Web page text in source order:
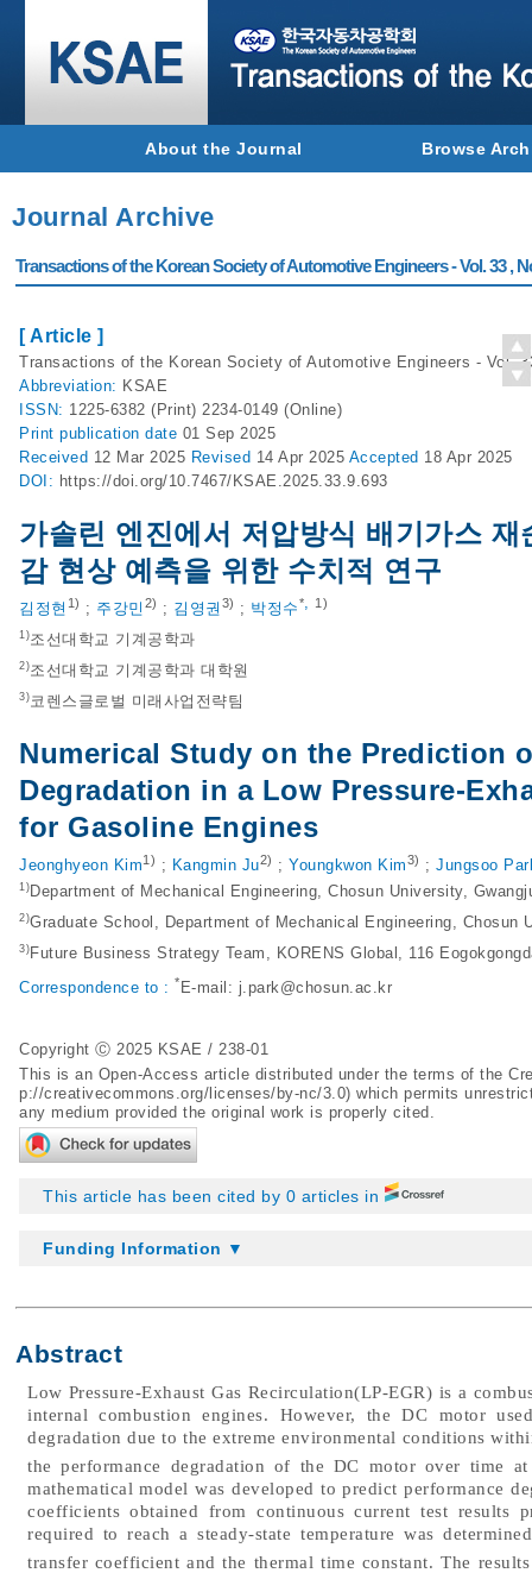
About the Journal Browse
Journal Archive
Transactions of the Korean Society of Automotive Engineers - Vol. 33 ,
[ Article ]
Transactions of the Korean Society of Automotive Engineers - Vol.
Abbreviation: KSAE
ISSN: 1225-6382 (Print) 2234-0149 (Online)
Print publication date 01 Sep 2025
Received 12 Mar 2025 Revised 14 Apr 2025 Accepted 18 Apr 2025
DOI: https://doi.org/10.7467/KSAE.2025.33.9.693
가솔린 엔진에서 저압방식 배기가스
감 현상 예측을 위한 수치적 연구
김정현 1) ; 주강민 2) ; 김영권 3) ; 박정수*, 1)
1)조선대학교 기계공학과
2)조선대학교 기계공학과 대학원
3)코렌스글로벌 미래사업전략팀
Numerical Study on the Prediction
Degradation in a Low Pressure-
for Gasoline Engines
Jeonghyeon Kim1) ; Kangmin Ju2) ; Youngkwon Kim3) ; Jungsoo
1) Department of Mechanical Engineering, Chosun University,
2)Graduate School, Department of Mechanical Engineering, Chosun
3) Future Business Strategy Team, KORENS Global, 116
Correspondence to : * E-mail: j.park@chosun.ac.kr
Copyright Ⓒ 2025 KSAE / 238-01
This is an Open-Access article distributed under the terms of the
p://creativecommons.org/licenses/by-nc/3.0) which permits
any medium provided the original work is properly cited.
This article has been cited by 0 articles in
Funding Information ▼
Abstract
Low Pressure-Exhaust Gas Recirculation(LP-EGR) is a
internal combustion engines. However, the DC motor
degradation due to the extreme environmental conditions
the performance degradation of the DC motor over time
mathematical model was developed to predict performance
coefficients obtained from continuous current test
required to reach a steady-state temperature was
transfer coefficient and the thermal time constant. The